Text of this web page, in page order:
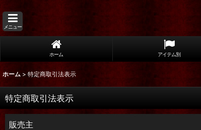
メニュー
ホーム アイテム別
ホーム > 特定商取引法表示
特定商取引法表示
販売主